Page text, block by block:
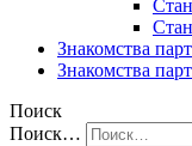
Знакомства
Знакомства
Поиск
Поиск…